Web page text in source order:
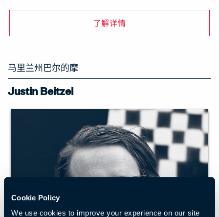
Cookie Policy
We use cookies to improve your experience on our site
了解详情
马里兰州巴尔的摩
Justin Beitzel